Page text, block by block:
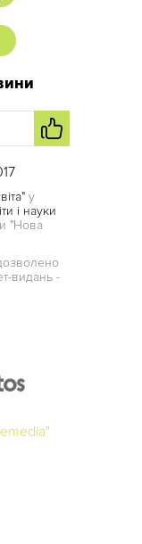
у
і науки
"Нова
видань -